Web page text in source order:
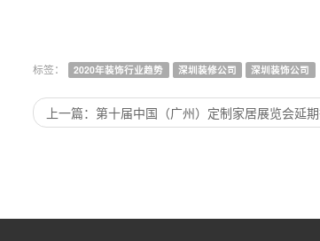
2020年装饰行业趋势 深圳装修公司 深圳装饰公司
上一篇 第十届中国（广州）定制家居展览会延